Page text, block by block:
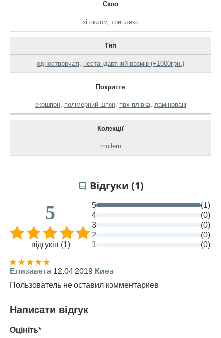
Скло
зі склом, триплекс
Тип
одностворчаті, нестандартний розмір (+1000грн.)
Покриття
екошпон, полімерний шпон, пвх плівка, ламіновані
Колекції
modern
Відгуки (1)
5
відгуків (1)
5
(1)
4
(0)
3
(0)
2
(0)
1
(0)
Елизавета 12.04.2019 Киев
Пользователь не оставил комментариев
Написати відгук
Оцініть*